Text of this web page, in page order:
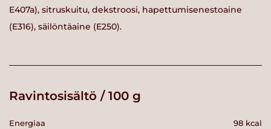
E407a), sitruskuitu, dekstroosi, hapettumisenestoaine
(E316), säilöntäaine (E250).
Ravintosisältö / 100 g
Energiaa 98 kcal